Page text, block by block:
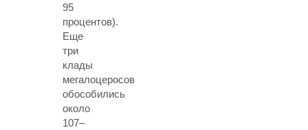
95
процентов).
Еще
три
клады
мегалоцеросов
обособились
около
107–